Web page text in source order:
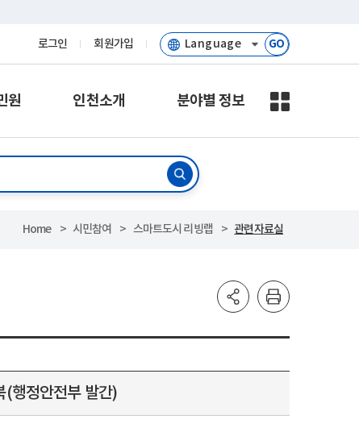
로그인 회원가입 GO
원 인천소개 분야별 정보
Home 시민참여 스마트도시 리빙랩 관련자료실
(행정안전부 발간)